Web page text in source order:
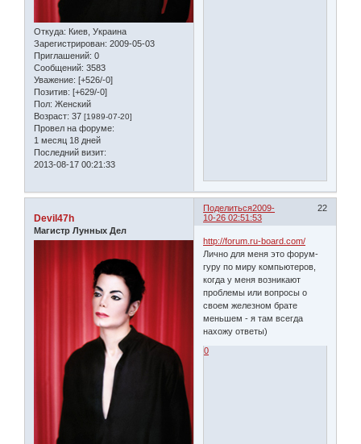
Откуда: Киев, Украина
Зарегистрирован: 2009-05-03
Приглашений: 0
Сообщений: 3583
Уважение: [+526/-0]
Позитив: [+629/-0]
Пол: Женский
Возраст: 37 [1989-07-20]
Провел на форуме:
1 месяц 18 дней
Последний визит:
2013-08-17 00:21:33
Поделиться 22
2009-
10-26 02:51:53
Devil47h
Магистр Лунных Дел
http://forum.ru-board.com/
Лично для меня это форум-
гуру по миру компьютеров,
когда у меня возникают
проблемы или вопросы о
своем железном брате
меньшем - я там всегда
нахожу ответы)
0